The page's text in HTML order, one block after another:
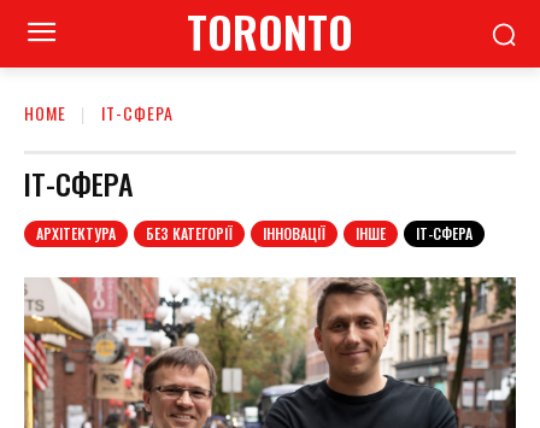
TORONTO
HOME ІТ-СФЕРА
ІТ-СФЕРА
АРХІТЕКТУРА БЕЗ КАТЕГОРІЇ ІННОВАЦІЇ ІНШЕ ІТ-СФЕРА